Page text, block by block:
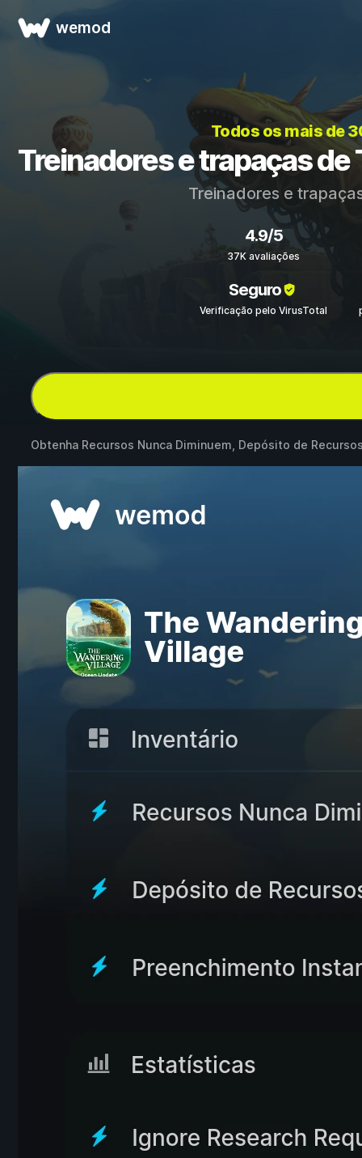
wemod
Todos os mais de
Treinadores e trapaças
Treinadores e
4.9/5
37K avaliações
Seguro
Verificação pelo VirusTotal
Obtenha Recursos Nunca Diminuem, Depósito de